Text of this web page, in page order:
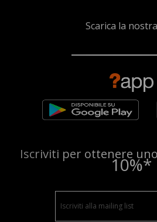
Scarica la
Iscriviti per ottenere uno
10%*